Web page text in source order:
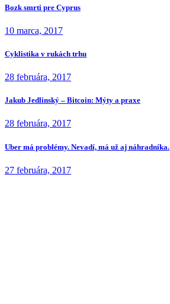
Bozk smrti pre Cyprus
10 marca, 2017
Cyklistika v rukách trhu
28 februára, 2017
Jakub Jedlinský – Bitcoin: Mýty a praxe
28 februára, 2017
Uber má problémy. Nevadí, má už aj náhradníka.
27 februára, 2017